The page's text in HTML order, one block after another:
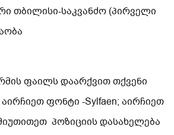
თბილისი-საკვანძო (პირველი
ფაილს დაარქვით თქვენი
ფონტი -Sylfaen; აირჩიეთ
პოზიციის დასახელება